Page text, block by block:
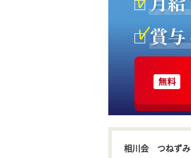
相川会 つねずみ